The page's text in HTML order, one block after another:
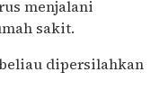
menjalani
sakit.
dipersilahkan